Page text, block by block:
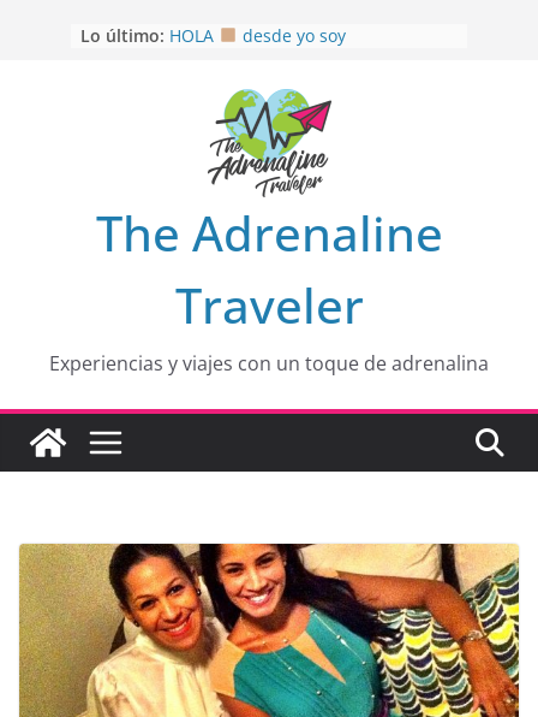
Lo último:
OTRA PERSPECTIVA de RÍO EL
MULITO!
Aprovechando que Wen tenía que
EL SENDERO DEL CACAO: Excelente
opción
HOSPEDAJE AL NATURALSHH !!
The Adrenaline
Traveler
Experiencias y viajes con un toque de adrenalina